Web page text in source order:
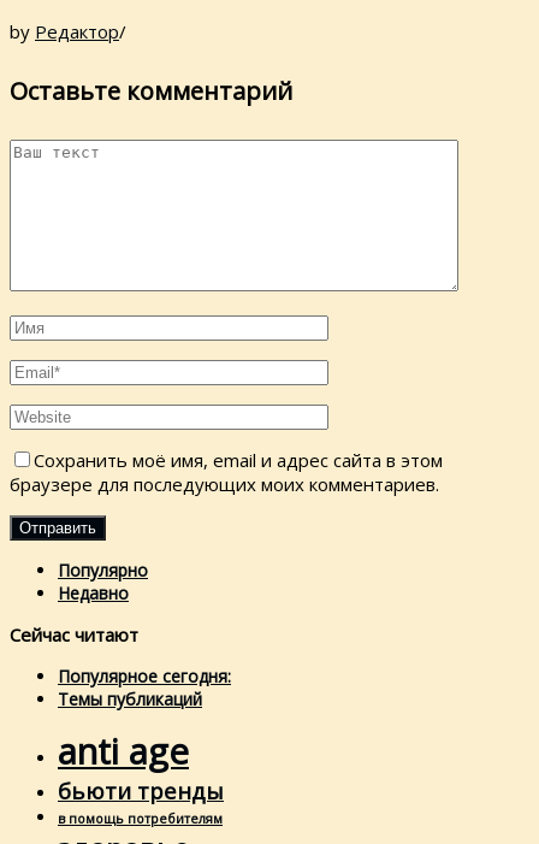
by Редактор/
Оставьте комментарий
Сохранить моё имя, email и адрес сайта в этом
браузере для последующих моих комментариев.
Популярно
Недавно
Сейчас читают
Популярное сегодня:
Темы публикаций
anti age
бьюти тренды
в помощь потребителям